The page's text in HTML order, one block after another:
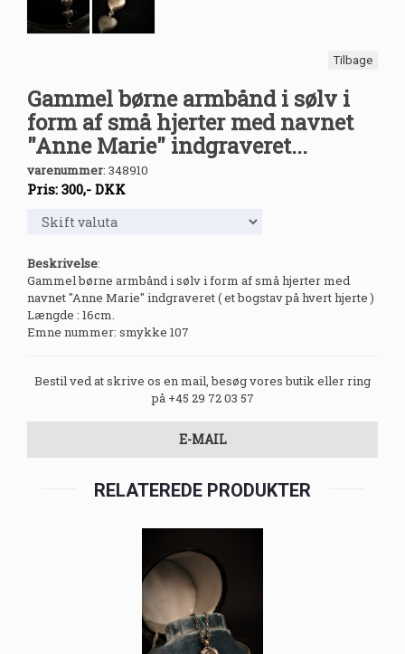
Tilbage
Gammel børne armbånd i sølv i
form af små hjerter med navnet
"Anne Marie" indgraveret...
varenummer: 348910
Pris: 300,- DKK
Beskrivelse:
Gammel børne armbånd i sølv i form af små hjerter med
navnet "Anne Marie" indgraveret ( et bogstav på hvert hjerte )
Længde : 16cm.
Emne nummer: smykke 107
Bestil ved at skrive os en mail, besøg vores butik eller ring
på +45 29 72 03 57
E-MAIL
RELATEREDE PRODUKTER